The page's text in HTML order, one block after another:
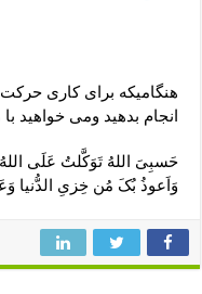
هنگامیکه برای کاری
انجام بدهید ومی خواهید
حَسبِیَ اللهُ تَوَکَّلتُ عَلَی
وَاَعوذُ بُکَ مُن خِزیِ الدُّنیا